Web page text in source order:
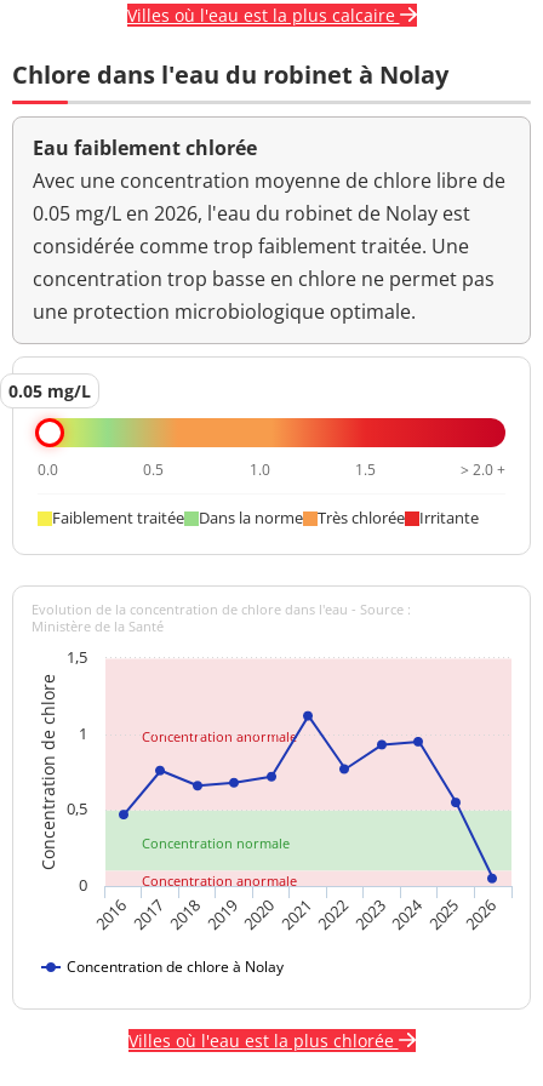
Villes où l'eau est la plus calcaire
Chlore dans l'eau du robinet à Nolay
Eau faiblement chlorée
Avec une concentration moyenne de chlore libre de
0.05 mg/L en 2026, l'eau du robinet de Nolay est
considérée comme trop faiblement traitée. Une
concentration trop basse en chlore ne permet pas
une protection microbiologique optimale.
0.05 mg/L
0.0 0.5 1.0 1.5 > 2.0 +
Faiblement traitée Dans la norme Très chlorée Irritante
Concentration normale
Concentration anormale
Concentration anormale
Concentration de chlore
Evolution de la concentration de chlore dans l'eau - Source :
Ministère de la Santé
Concentration de chlore à Nolay
20162017 201820192020202120222023202420252026
0
0,5
1
1,5
Villes où l'eau est la plus chlorée